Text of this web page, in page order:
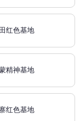
红色基地
精神基地
红色基地